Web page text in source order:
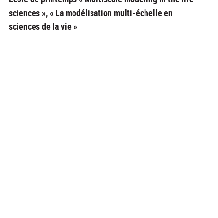
sciences », « La modélisation multi-échelle en
sciences de la vie »